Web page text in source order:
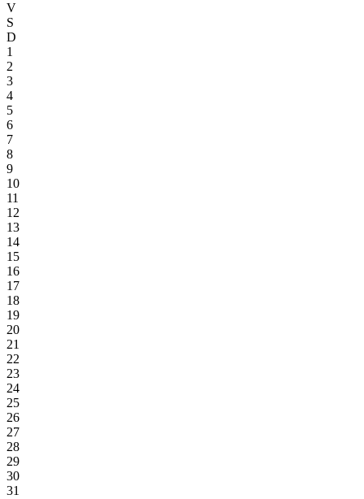
V
S
D
1
2
3
4
5
6
7
8
9
10
11
12
13
14
15
16
17
18
19
20
21
22
23
24
25
26
27
28
29
30
31